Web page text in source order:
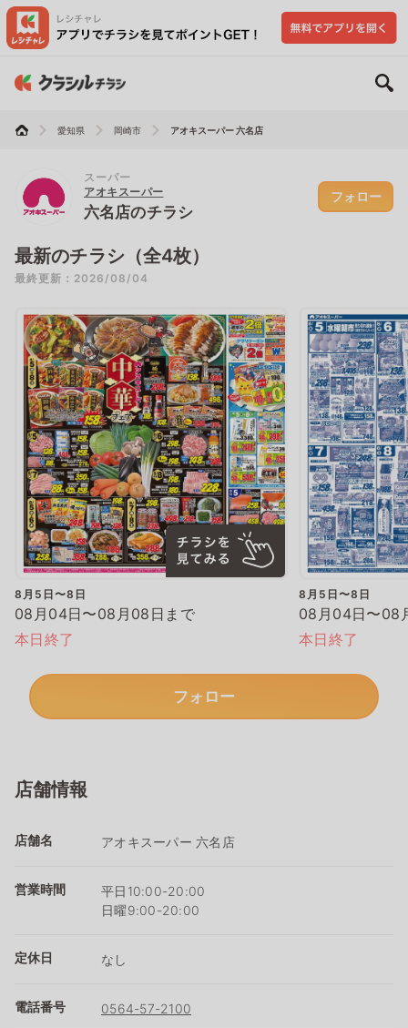
愛知県 岡崎市 アオキスーパー 六名店
スーパー
アオキスーパー
六名店のチラシ
フォロー
最新のチラシ（全4枚）
最終更新：2026/08/04
8月5日〜8日
08月04日〜08月08日まで
本日終了
8月5日〜8日
08月04日〜08
本日終了
フォロー
店舗情報
店舗名 アオキスーパー 六名店
営業時間
平日10:00-20:00
日曜9:00-20:00
定休日 なし
電話番号 0564-57-2100